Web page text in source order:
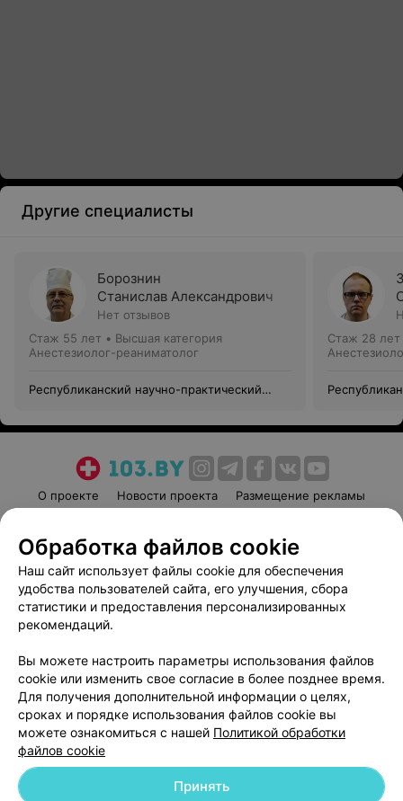
Другие специалисты
Борознин
Станислав Александрович
Нет отзывов
Стаж 55 лет • Высшая категория
Анестезиолог-реаниматолог
Республиканский научно-практический
Стаж 28 лет
О проекте Новости проекта
Размещение рекламы
Пользовательское соглашение
Способы оплаты
Вакансии
Партнеры
Написать руководителю 103.by
Обработка персональных данных
© 2026 ООО «Артокс Лаб», УНП 191700409 | 220012, Республика Беларусь,
Обработка файлов cookie
Наш сайт использует файлы cookie для обеспечения
удобства пользователей сайта, его улучшения, сбора
статистики и предоставления персонализированных
рекомендаций.
Вы можете настроить параметры использования файлов
cookie или изменить свое согласие в более позднее время.
Для получения дополнительной информации о целях,
сроках и порядке использования файлов cookie вы
можете ознакомиться с нашей Политикой обработки
файлов cookie
Принять